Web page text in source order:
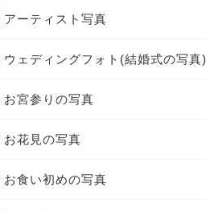
アーティスト写真
ウェディングフォト(結婚式の写真)
お宮参りの写真
お花見の写真
お食い初めの写真